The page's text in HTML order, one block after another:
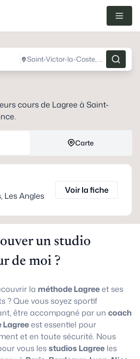
Saint-Victor-la-Coste, France
cours de Lagree à Saint-
.
Carte
, Les Angles
Voir la fiche
un studio
de moi ?
la méthode Lagreeet ses
? Que vous soyez sportif
être accompagné par un coach
Lagreeest essentiel pour
et en toute sécurité. Nous
vous lesstudios Lagree les